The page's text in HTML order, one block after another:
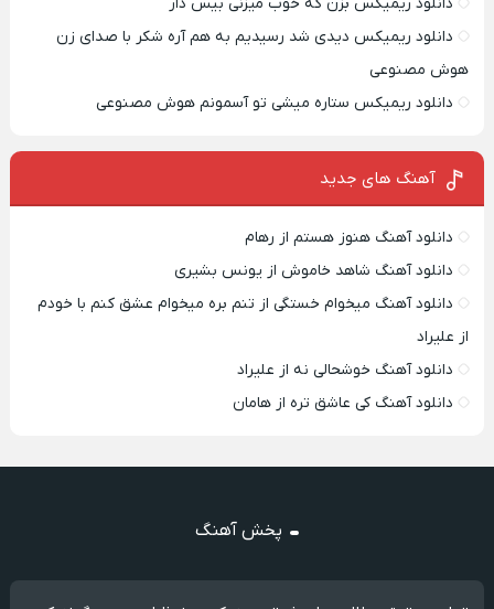
دانلود ریمیکس دیدی شد رسیدیم به هم آره شکر با صدای زن
هوش مصنوعی
دانلود ریمیکس ستاره میشی تو آسمونم هوش مصنوعی
آهنگ های جدید
دانلود آهنگ هنوز هستم از رهام
دانلود آهنگ شاهد خاموش از یونس بشیری
دانلود آهنگ میخوام خستگی از تنم بره میخوام عشق کنم با خودم
از علیراد
دانلود آهنگ خوشحالی نه از علیراد
دانلود آهنگ کی عاشق تره از هامان
پخش آهنگ